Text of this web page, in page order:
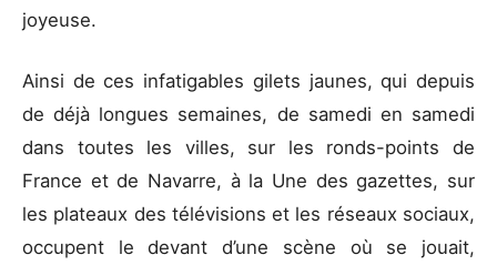
joyeuse.
Ainsi de ces infatigables gilets jaunes, qui depuis
de déjà longues semaines, de samedi en samedi
dans toutes les villes, sur les ronds-points de
France et de Navarre, à la Une des gazettes, sur
les plateaux des télévisions et les réseaux sociaux,
occupent le devant d’une scène où se jouait,